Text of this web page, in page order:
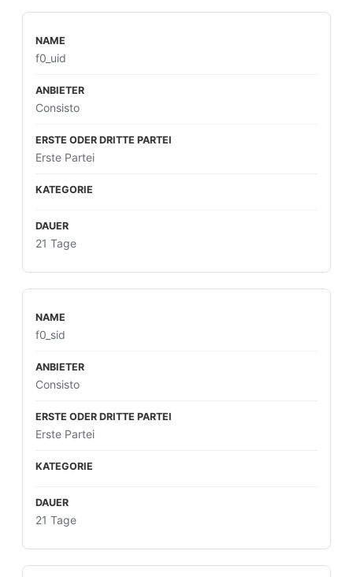
f0_uid
Consisto
Erste Partei
21 Tage
f0_sid
Consisto
Erste Partei
21 Tage